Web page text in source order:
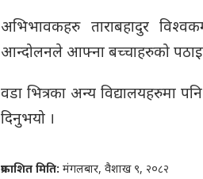
अभिभावकहरु ताराबहादुर
आन्दोलनले आफ्ना बच्चाहरुको पठाइ
वडा भित्रका अन्य विद्यालयहरुमा
दिनुभयो ।
प्रकाशित मिति: मंगलबार, वैशाख ९, २०८२